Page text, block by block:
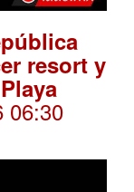
resort y
06:30